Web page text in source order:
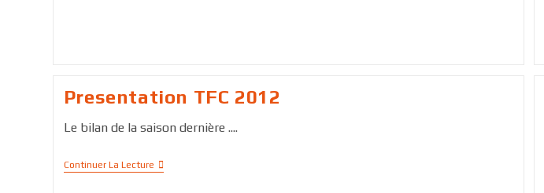
Presentation TFC 2012
Le bilan de la saison dernière ....
Continuer La Lecture